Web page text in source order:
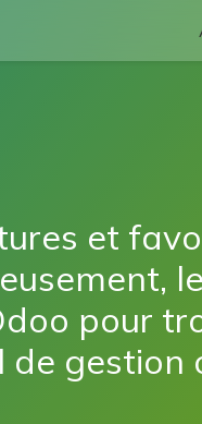
et
pour
gestion